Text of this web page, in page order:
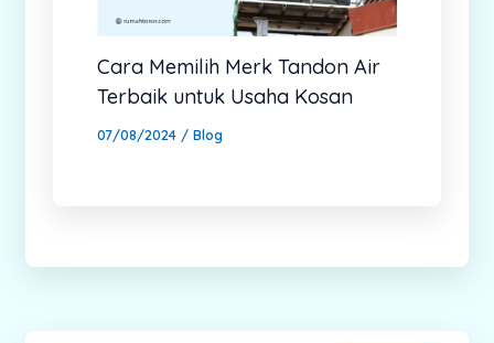
Cara Memilih Merk Tandon Air
Terbaik untuk Usaha Kosan
07/08/2024 / Blog